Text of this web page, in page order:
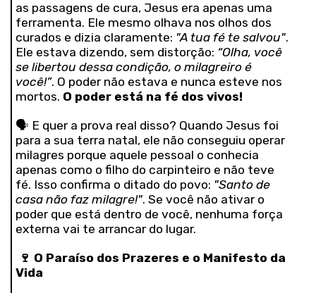
as passagens de cura, Jesus era apenas uma
ferramenta. Ele mesmo olhava nos olhos dos
curados e dizia claramente: "A tua fé te salvou".
Ele estava dizendo, sem distorção: “Olha, você
se libertou dessa condição, o milagreiro é
você!”. O poder não estava e nunca esteve nos
mortos. O poder está na fé dos vivos!
🗣️ E quer a prova real disso? Quando Jesus foi
para a sua terra natal, ele não conseguiu operar
milagres porque aquele pessoal o conhecia
apenas como o filho do carpinteiro e não teve
fé. Isso confirma o ditado do povo: "Santo de
casa não faz milagre!". Se você não ativar o
poder que está dentro de você, nenhuma força
externa vai te arrancar do lugar.
🍷 O Paraíso dos Prazeres e o Manifesto da
Vida